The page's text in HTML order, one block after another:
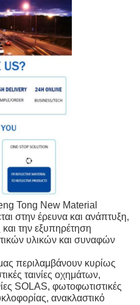
Tong New Material
στην έρευνα και ανάπτυξη,
την εξυπηρέτηση
υλικών και συναφών
περιλαμβάνουν κυρίως
ταινίες οχημάτων,
SOLAS, φωτοφωτιστικές
ανακλαστικό